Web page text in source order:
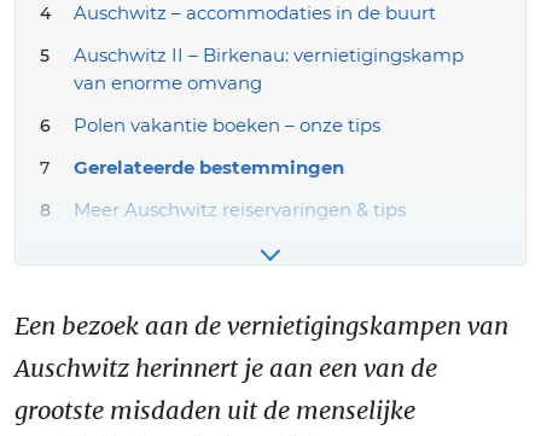
Auschwitz – accommodaties in de buurt
Auschwitz II – Birkenau: vernietigingskamp
van enorme omvang
Polen vakantie boeken – onze tips
Gerelateerde bestemmingen
Meer Auschwitz reiservaringen & tips
Een bezoek aan de vernietigingskampen van
Auschwitz herinnert je aan een van de
grootste misdaden uit de menselijke